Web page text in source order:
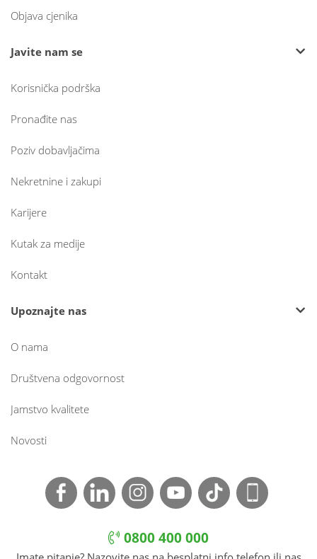
Objava cjenika
Javite nam se
Korisnička podrška
Pronađite nas
Poziv dobavljačima
Nekretnine i zakupi
Karijere
Kutak za medije
Kontakt
Upoznajte nas
O nama
Društvena odgovornost
Jamstvo kvalitete
Novosti
0800 400 000